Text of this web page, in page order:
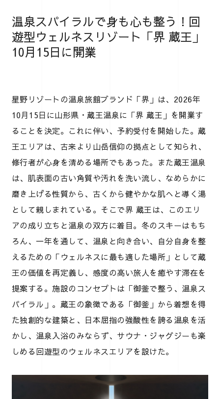
温泉スパイラルで身も心も整う！回
遊型ウェルネスリゾート「界 蔵王」
10月15日に開業
星野リゾートの温泉旅館ブランド「界」は、2026年
10月15日に山形県・蔵王温泉に「界 蔵王」を開業す
ることを決定。これに伴い、予約受付を開始した。蔵
王エリアは、古来より山岳信仰の拠点として知られ、
修行者が心身を清める場所でもあった。また蔵王温泉
は、肌表面の古い角質や汚れを洗い流し、なめらかに
磨き上げる性質から、古くから健やかな肌へと導く湯
として親しまれている。そこで界 蔵王は、このエリ
アの成り立ちと温泉の双方に着目。冬のスキーはもち
ろん、一年を通して、温泉と向き合い、自分自身を整
えるための「ウェルネスに最も適した場所」として蔵
王の価値を再定義し、感度の高い旅人を癒やす滞在を
提案する。施設のコンセプトは「御釜で整う、温泉ス
パイラル」。蔵王の象徴である「御釜」から着想を得
た独創的な建築と、日本屈指の強酸性を誇る温泉を活
かし、温泉入浴のみならず、サウナ・ジャグジーも楽
しめる回遊型のウェルネスエリアを設けた。